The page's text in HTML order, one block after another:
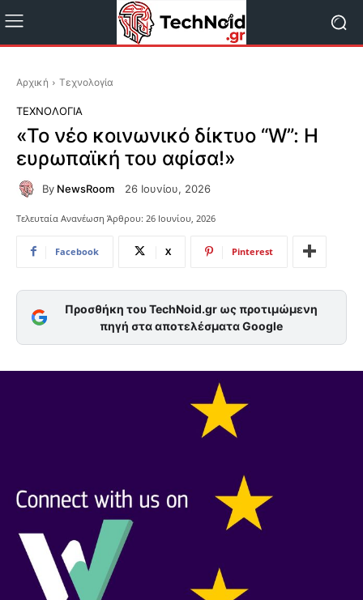
Αρχική Τεχνολογία
ΤΕΧΝΟΛΟΓΊΑ
«Το νέο κοινωνικό δίκτυο “W”: Η
ευρωπαϊκή του αφίσα!»
By NewsRoom 26 Ιουνίου, 2026
Τελευταία Ανανέωση Άρθρου: 26 Ιουνίου, 2026
Facebook X Pinterest
Προσθήκη του TechNoid.gr ως προτιμώμενη
πηγή στα αποτελέσματα Google